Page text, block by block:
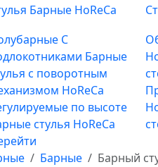
Барные HoReCa
С
Барные
с поворотным
HoReCa
по высоте
стулья HoReCa
Барные
Барный